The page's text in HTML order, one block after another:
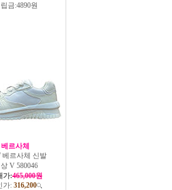
금:4890원
베르사체
베르사체 신발
V 580046
가:465,000원
가: 316,200